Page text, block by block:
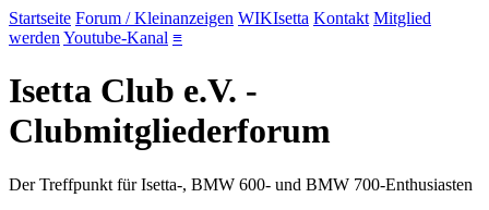
Startseite Forum / Kleinanzeigen WIKIsetta Kontakt Mitglied
werden Youtube-Kanal ≡
Isetta Club e.V. -
Clubmitgliederforum
Der Treffpunkt für Isetta-, BMW 600- und BMW 700-Enthusiasten